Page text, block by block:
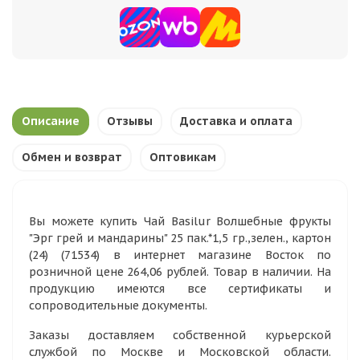
Описание Отзывы Доставка и оплата
Обмен и возврат Оптовикам
Вы можете купить Чай Basilur Волшебные фрукты
"Эрг грей и мандарины" 25 пак.*1,5 гр.,зелен., картон
(24) (71534) в интернет магазине Восток по
розничной цене 264,06 рублей. Товар в наличии. На
продукцию имеются все сертификаты и
сопроводительные документы.
Заказы доставляем собственной курьерской
службой по Москве и Московской области.